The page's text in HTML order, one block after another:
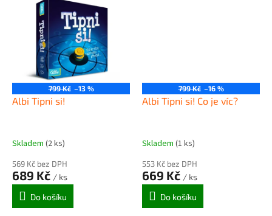
799 Kč –13 %
Albi Tipni si!
Skladem (2 ks)
569 Kč bez DPH
689 Kč / ks
Do košíku
799 Kč –16 %
Albi Tipni si! Co je víc?
Skladem (1 ks)
553 Kč bez DPH
669 Kč / ks
Do košíku